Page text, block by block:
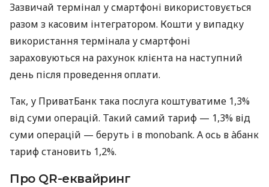
Зазвичай термінал у смартфоні використовується
разом з касовим інтегратором. Кошти у випадку
використання термінала у смартфоні
зараховуються на рахунок клієнта на наступний
день після проведення оплати.
Так, у ПриватБанк така послуга коштуватиме 1,3%
від суми операцій. Такий самий тариф — 1,3% від
суми операцій — беруть і в monobank. А ось в àбанк
тариф становить 1,2%.
Про QR-еквайринг